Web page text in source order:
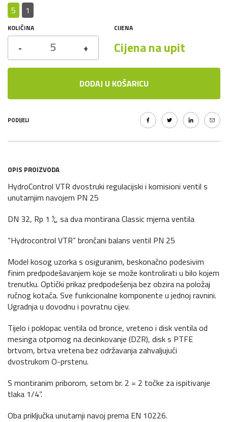
5 1
KOLIČINA
- +
CIJENA
Cijena na upit
DODAJ U KOŠARICU
PODIJELI
OPIS PROIZVODA
HydroControl VTR dvostruki regulacijski i komisioni ventil s
unutarnjim navojem PN 25
DN 32, Rp 1 ¼, sa dva montirana Classic mjerna ventila
“Hydrocontrol VTR” brončani balans ventil PN 25
Model kosog uzorka s osiguranim, beskonačno podesivim
finim predpodešavanjem koje se može kontrolirati u bilo kojem
trenutku. Optički prikaz predpodešenja bez obzira na položaj
ručnog kotača. Sve funkcionalne komponente u jednoj ravnini.
Ugradnja u dovodnu i povratnu cijev.
Tijelo i poklopac ventila od bronce, vreteno i disk ventila od
mesinga otpornog na decinkovanje (DZR), disk s PTFE
brtvom, brtva vretena bez održavanja zahvaljujući
dvostrukom O-prstenu.
S montiranim priborom, setom br. 2 = 2 točke za ispitivanje
tlaka 1/4”.
Oba priključka unutarnji navoj prema EN 10226.